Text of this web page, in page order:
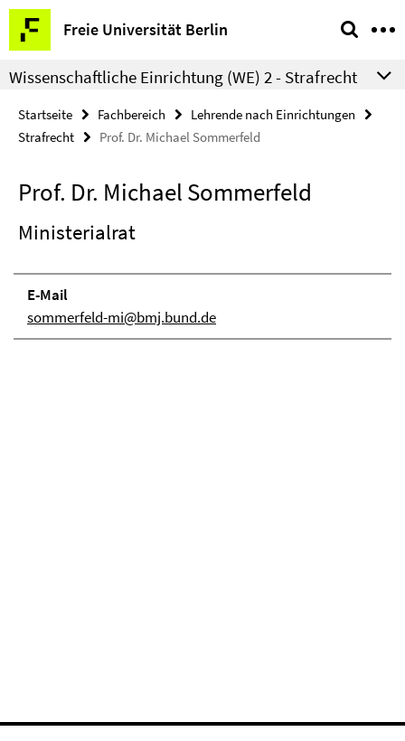
Springe
direkt
zu
Inhalt
Freie Universität Berlin
Service-
Navigation
Wissenschaftliche Einrichtung (WE) 2 - Strafrecht
Startseite Fachbereich
Lehrende nach Einrichtungen
Strafrecht
Prof. Dr. Michael Sommerfeld
Prof. Dr. Michael Sommerfeld
Ministerialrat
E-Mail
sommerfeld-mi@bmj.bund.de